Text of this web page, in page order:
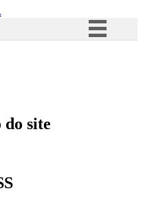
Acesso à informação
site